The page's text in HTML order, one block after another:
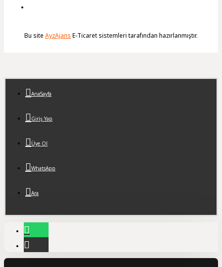
Bu site AyzAjans E-Ticaret sistemleri tarafından hazırlanmıştır.
AnaSayfa
Giriş Yap
Üye Ol
WhatsApp
Ara